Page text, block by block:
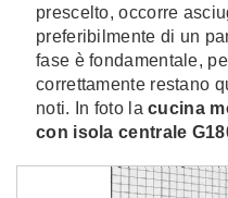
prescelto, occorre
preferibilmente di un
fase è fondamentale,
correttamente restano
noti. In foto lacucina
con isola centrale